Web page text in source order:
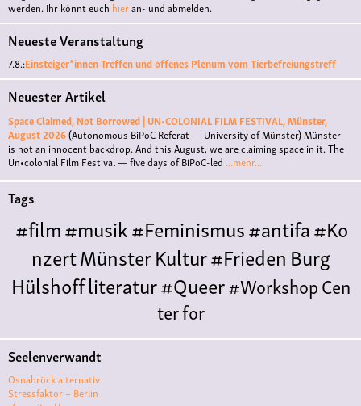
werden. Ihr könnt euch hieran- und abmelden.
Neueste Veranstaltung
7.8.:Einsteiger*innen-Treffen und offenes Plenum vom Tierbefreiungstreff
Neuester Artikel
Space Claimed, Not Borrowed | UN•COLONIAL FILM FESTIVAL, Münster,
August 2026(Autonomous BiPoC Referat — University of Münster)Münster
is not an innocent backdrop. And this August, we are claiming space in it. The
Un•colonial Film Festival — five days of BiPoC-led ...mehr...
Tags
#film#musik#Feminismus#antifa#Ko
nzertMünsterKultur#FriedenBurg
Hülshoffliteratur#Queer#WorkshopCen
ter for
LiteraturePolyamoriePolytreff#liveKonzert
Polyamorietreff
Monogamie
Seelenverwandt
Osnabrück alternativ
Stressfaktor – Berlin